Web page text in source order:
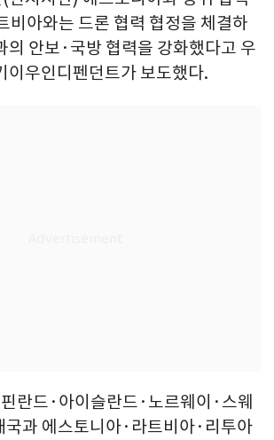
비아와는 드론 협력 협정을 체결하
의 안보·국방 협력을 강화했다고 우
이우인디펜던트가 보도했다.
란드·아이슬란드·노르웨이·스웨
국과 에스토니아·라트비아·리투아